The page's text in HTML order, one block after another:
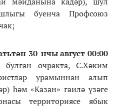
буенча Профсоюз
30-нчы август 00:00
очракта, С.Хәким
урамыннан алып
һәм «Казан» гаилә үзәге
территориясе ябык